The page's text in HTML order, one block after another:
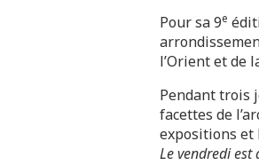
Pour sa 9e
l’Orient et de
Pendant trois
facettes de
expositions et
Le vendredi est